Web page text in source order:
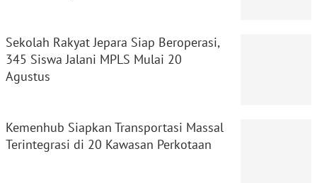
Sekolah Rakyat Jepara Siap Beroperasi,
345 Siswa Jalani MPLS Mulai 20
Agustus
Kemenhub Siapkan Transportasi Massal
Terintegrasi di 20 Kawasan Perkotaan